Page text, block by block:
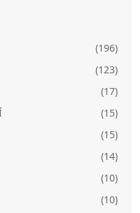
(196)
(123)
(17)
(15)
(15)
(14)
(10)
(10)